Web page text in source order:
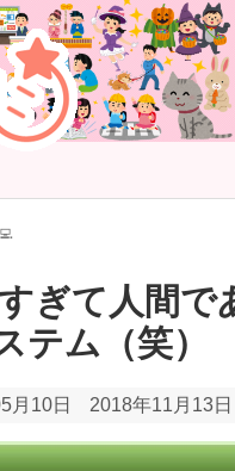
ぎて人間で
テム（笑）
月10日 2018年11月13日